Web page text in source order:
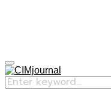
Primary
Menu
Search
for: